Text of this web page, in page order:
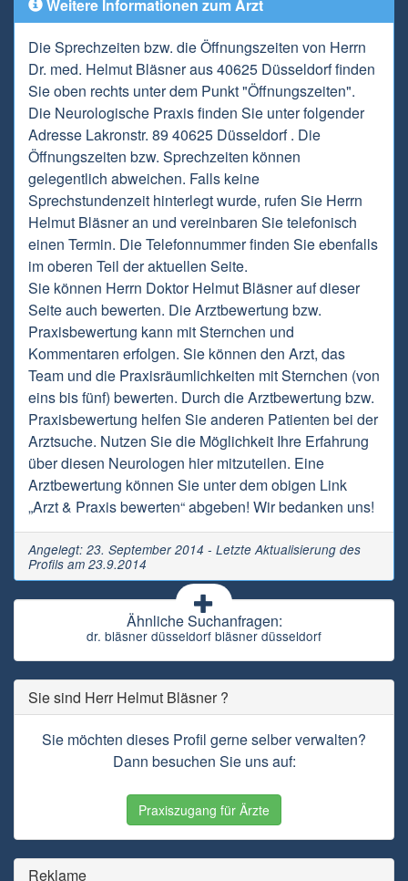
Weitere Informationen zum Arzt
Die Sprechzeiten bzw. die Öffnungszeiten von Herrn
Dr. med. Helmut Bläsner aus 40625 Düsseldorf finden
Sie oben rechts unter dem Punkt "Öffnungszeiten".
Die Neurologische Praxis finden Sie unter folgender
Adresse Lakronstr. 89 40625 Düsseldorf . Die
Öffnungszeiten bzw. Sprechzeiten können
gelegentlich abweichen. Falls keine
Sprechstundenzeit hinterlegt wurde, rufen Sie Herrn
Helmut Bläsner an und vereinbaren Sie telefonisch
einen Termin. Die Telefonnummer finden Sie ebenfalls
im oberen Teil der aktuellen Seite.
Sie können Herrn Doktor Helmut Bläsner auf dieser
Seite auch bewerten. Die Arztbewertung bzw.
Praxisbewertung kann mit Sternchen und
Kommentaren erfolgen. Sie können den Arzt, das
Team und die Praxisräumlichkeiten mit Sternchen (von
eins bis fünf) bewerten. Durch die Arztbewertung bzw.
Praxisbewertung helfen Sie anderen Patienten bei der
Arztsuche. Nutzen Sie die Möglichkeit Ihre Erfahrung
über diesen Neurologen hier mitzuteilen. Eine
Arztbewertung können Sie unter dem obigen Link
„Arzt & Praxis bewerten“ abgeben! Wir bedanken uns!
Angelegt: 23. September 2014 - Letzte Aktualisierung des
Profils am 23.9.2014
Ähnliche Suchanfragen:
dr. bläsner düsseldorf bläsner düsseldorf
Sie sind Herr Helmut Bläsner ?
Sie möchten dieses Profil gerne selber verwalten?
Dann besuchen Sie uns auf:
Praxiszugang für Ärzte
Reklame